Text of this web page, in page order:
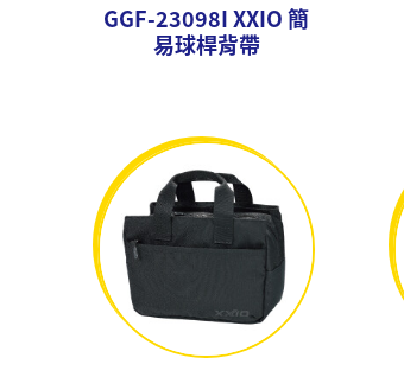
GGF-23098I XXIO 簡
易球桿背帶